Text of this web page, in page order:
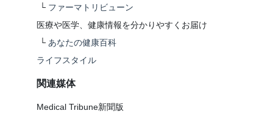
└ ファーマトリビューン
医療や医学、健康情報を分かりやすくお届け
└ あなたの健康百科
ライフスタイル
関連媒体
Medical Tribune新聞版